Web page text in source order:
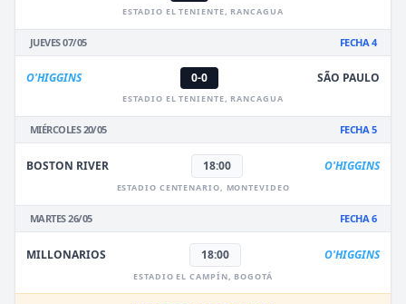
ESTADIO EL TENIENTE, RANCAGUA
JUEVES 07/05 FECHA 4
O'HIGGINS 0-0 SÃO PAULO
ESTADIO EL TENIENTE, RANCAGUA
MIÉRCOLES 20/05 FECHA 5
BOSTON RIVER 18:00 O'HIGGINS
ESTADIO CENTENARIO, MONTEVIDEO
MARTES 26/05 FECHA 6
MILLONARIOS 18:00 O'HIGGINS
ESTADIO EL CAMPÍN, BOGOTÁ